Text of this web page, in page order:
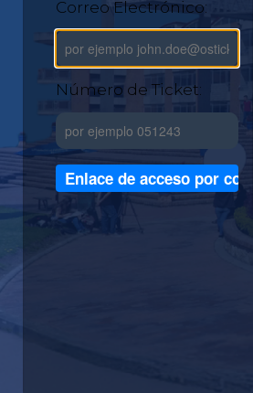
Correo Electrónico:
Número de Ticket: